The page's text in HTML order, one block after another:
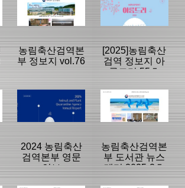
농림축산검역본
부 정보지 vol.76
분류명 : 검역본
부 뉴스레터
[2025]농림축산
검역 정보지 아
름드리 55호
분류명 : 아름드
리
2024 농림축산
검역본부 영문
연보
농림축산검역본
부 도서관 뉴스
레터 2025-2호
(vol.20)